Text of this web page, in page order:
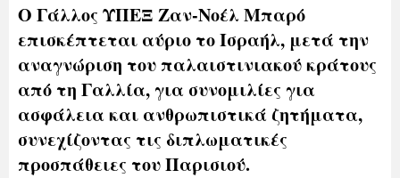
Ο Γάλλος ΥΠΕΞ Ζαν-Νοέλ Μπαρό
επισκέπτεται αύριο το Ισραήλ, μετά την
αναγνώριση του παλαιστινιακού κράτους
από τη Γαλλία, για συνομιλίες για
ασφάλεια και ανθρωπιστικά ζητήματα,
συνεχίζοντας τις διπλωματικές
προσπάθειες του Παρισιού.